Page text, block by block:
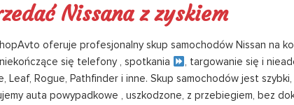
Nissana z zyskiem
oferuje profesjonalny skup samochodów Nissan na
się telefony , spotkania
, targowanie się i
Leaf, Rogue, Pathfinder i inne. Skup samochodów jest
auta powypadkowe , uszkodzone, z przebiegiem, bez